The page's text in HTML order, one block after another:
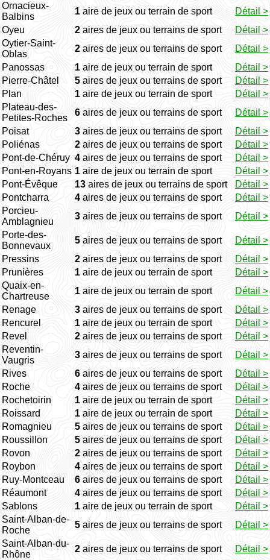
Ornacieux-
Balbins
1 aire de jeux ou terrain de sport
Détail >
Oyeu
2 aires de jeux ou terrains de sport
Détail >
Oytier-Saint-
Oblas
2 aires de jeux ou terrains de sport
Détail >
Panossas
1 aire de jeux ou terrain de sport
Détail >
Pierre-Châtel
5 aires de jeux ou terrains de sport
Détail >
Plan
1 aire de jeux ou terrain de sport
Détail >
Plateau-des-
Petites-Roches
6 aires de jeux ou terrains de sport
Détail >
Poisat
3 aires de jeux ou terrains de sport
Détail >
Poliénas
2 aires de jeux ou terrains de sport
Détail >
Pont-de-Chéruy 4 aires de jeux ou terrains de sport
Détail >
Pont-en-Royans 1 aire de jeux ou terrain de sport
Détail >
Pont-Évêque
13 aires de jeux ou terrains de sport
Détail >
Pontcharra
4 aires de jeux ou terrains de sport
Détail >
Porcieu-
Amblagnieu
3 aires de jeux ou terrains de sport
Détail >
Porte-des-
Bonnevaux
5 aires de jeux ou terrains de sport
Détail >
Pressins
2 aires de jeux ou terrains de sport
Détail >
Prunières
1 aire de jeux ou terrain de sport
Détail >
Quaix-en-
Chartreuse
1 aire de jeux ou terrain de sport
Détail >
Renage
3 aires de jeux ou terrains de sport
Détail >
Rencurel
1 aire de jeux ou terrain de sport
Détail >
Revel
2 aires de jeux ou terrains de sport
Détail >
Reventin-
Vaugris
3 aires de jeux ou terrains de sport
Détail >
Rives
6 aires de jeux ou terrains de sport
Détail >
Roche
4 aires de jeux ou terrains de sport
Détail >
Rochetoirin
1 aire de jeux ou terrain de sport
Détail >
Roissard
1 aire de jeux ou terrain de sport
Détail >
Romagnieu
5 aires de jeux ou terrains de sport
Détail >
Roussillon
5 aires de jeux ou terrains de sport
Détail >
Rovon
2 aires de jeux ou terrains de sport
Détail >
Roybon
4 aires de jeux ou terrains de sport
Détail >
Ruy-Montceau
6 aires de jeux ou terrains de sport
Détail >
Réaumont
4 aires de jeux ou terrains de sport
Détail >
Sablons
1 aire de jeux ou terrain de sport
Détail >
Saint-Alban-de-
Roche
5 aires de jeux ou terrains de sport
Détail >
Saint-Alban-du-
Rhône
2 aires de jeux ou terrains de sport Détail >